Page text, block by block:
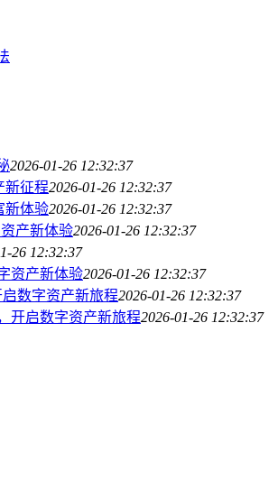
2026-01-26 12:32:37
新征程2026-01-26 12:32:37
新体验2026-01-26 12:32:37
产新体验2026-01-26 12:32:37
26 12:32:37
资产新体验2026-01-26 12:32:37
数字资产新旅程2026-01-26 12:32:37
开启数字资产新旅程2026-01-26 12:32:37